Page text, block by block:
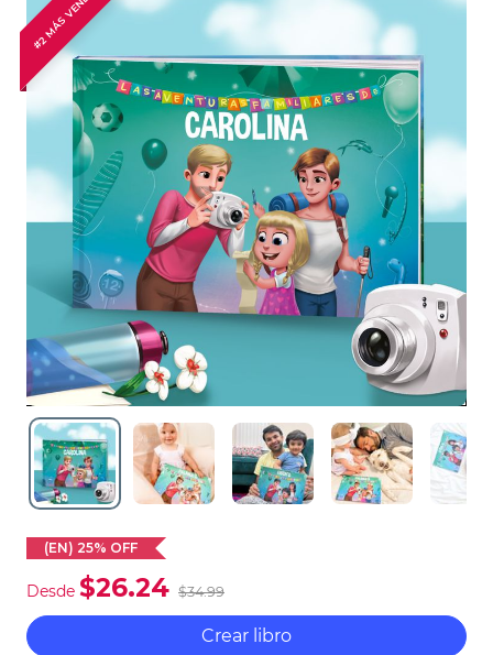
(EN) 25% OFF
Desde $26.24 $34.99
Crear libro